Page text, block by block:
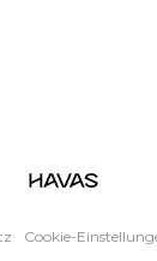
Cookie-